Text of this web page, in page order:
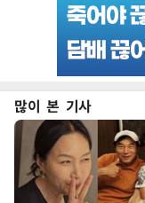
많이 본 기사